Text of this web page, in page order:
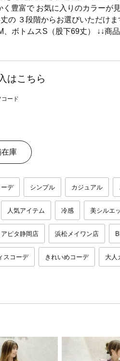
豊富で お気に入りのカラーが
の ３段階からお選びいただけ
、ボトムスS（股下69丈） ↓↓商
はこちら
在庫
デ シンプル カジュアル
人気アイテム 冷感 美シルエ
アピタ静岡店 浜松メイワン店
スコーデ きれいめコーデ 大人